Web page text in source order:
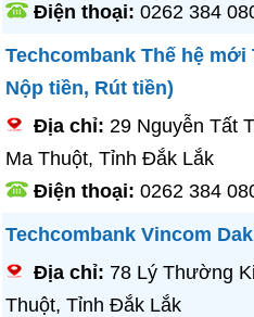
Điện thoại:0262 384
Techcombank Thế hệ mới
Nộp tiền, Rút tiền)
Địa chỉ:29 Nguyễn Tất
Ma Thuột, Tỉnh Đắk Lắk
Điện thoại:0262 384
Techcombank Vincom
Địa chỉ: 78 Lý Thường
Thuột, Tỉnh Đắk Lắk